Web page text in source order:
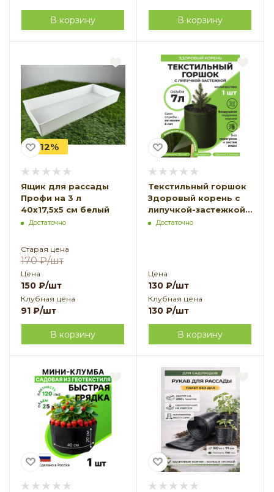
В корзину В корзину
-12%
Ящик для рассады
Профи на 3 л
40х17,5х5 см белый
Достаточно
Старая цена
170₽/шт
Цена
150 ₽/шт
Клубная цена
91 ₽/шт
В корзину
Текстильный горшок
Здоровый корень с
липучкой-застежкой
зеленый 7 л
Достаточно
Цена
130 ₽/шт
Клубная цена
130 ₽/шт
В корзину